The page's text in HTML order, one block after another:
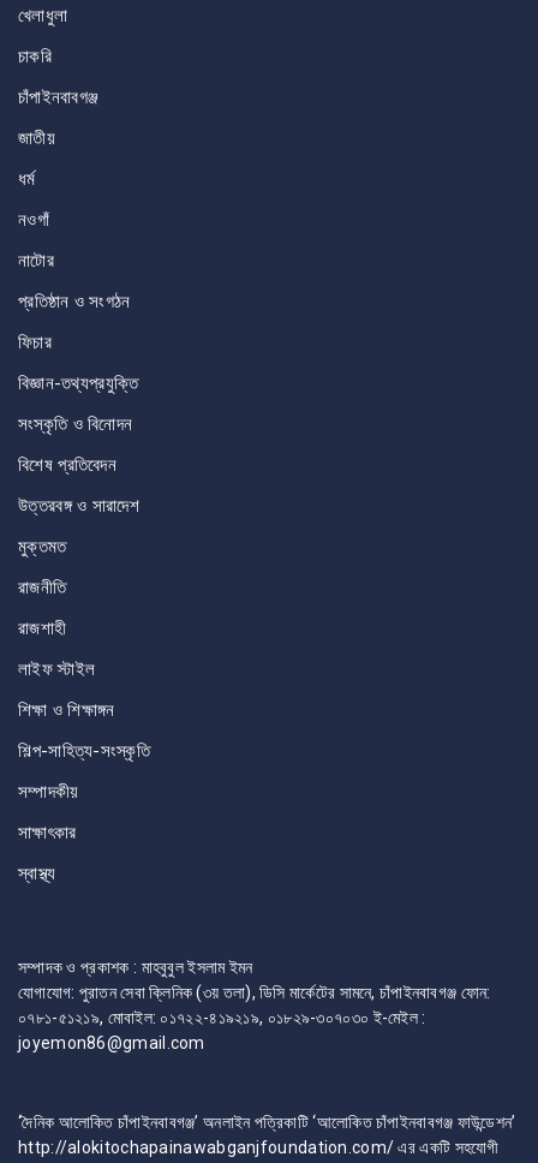
খেলাধুলা
চাকরি
চাঁপাইনবাবগঞ্জ
জাতীয়
ধর্ম
নওগাঁ
নাটোর
প্রতিষ্ঠান ও সংগঠন
ফিচার
বিজ্ঞান-তথ্যপ্রযুক্তি
সংস্কৃতি ও বিনোদন
বিশেষ প্রতিবেদন
উত্তরবঙ্গ ও সারাদেশ
মুক্তমত
রাজনীতি
রাজশাহী
লাইফ স্টাইল
শিক্ষা ও শিক্ষাঙ্গন
শিল্প-সাহিত্য-সংস্কৃতি
সম্পাদকীয়
সাক্ষাৎকার
স্বাস্থ্য
সম্পাদক ও প্রকাশক : মাহবুবুল ইসলাম ইমন
যোগাযোগ: পুরাতন সেবা ক্লিনিক (৩য় তলা), ডিসি মার্কেটের সামনে, চাঁপাইনবাবগঞ্জ ফোন:
০৭৮১-৫১২১৯, মোবাইল: ০১৭২২-৪১৯২১৯, ০১৮২৯-৩০৭০৩০ ই-মেইল :
joyemon86@gmail.com
‘দৈনিক আলোকিত চাঁপাইনবাবগঞ্জ’ অনলাইন পত্রিকাটি ‘আলোকিত চাঁপাইনবাবগঞ্জ ফাউন্ডেশন’
http://alokitochapainawabganjfoundation.com/ এর একটি সহযোগী